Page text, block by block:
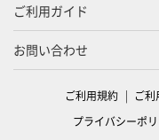
ご利用ガイド
お問い合わせ
ご利用規約 ご
プライバシーポ